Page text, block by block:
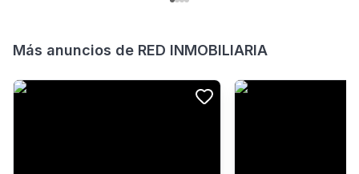
Más anuncios de RED INMOBILIARIA